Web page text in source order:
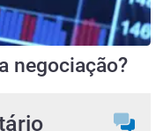
negociação?